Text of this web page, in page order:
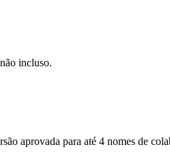
incluso.
aprovada para até 4 nomes de